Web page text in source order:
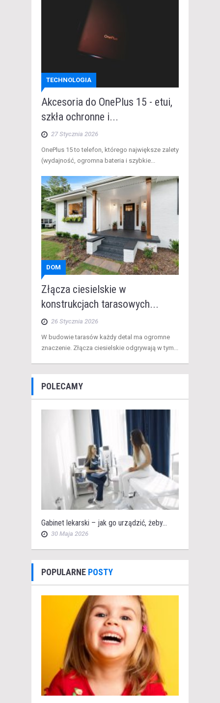
TECHNOLOGIA
Akcesoria do OnePlus 15 - etui,
szkła ochronne i...
27 Stycznia 2026
​OnePlus 15 to telefon, którego największe zalety
(wydajność, ogromna bateria i szybkie...
DOM
Złącza ciesielskie w
konstrukcjach tarasowych...
26 Stycznia 2026
W budowie tarasów każdy detal ma ogromne
znaczenie. Złącza ciesielskie odgrywają w tym...
POLECAMY
Gabinet lekarski – jak go urządzić, żeby...
30 Maja 2026
POPULARNE POSTY